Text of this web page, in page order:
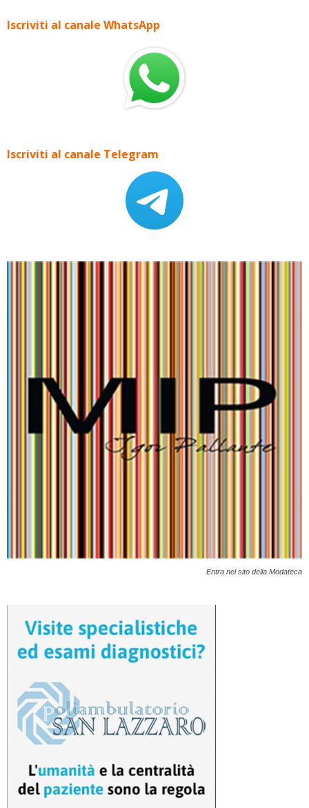
Iscriviti al canale WhatsApp
Iscriviti al canale Telegram
Entra nel sito della Modateca